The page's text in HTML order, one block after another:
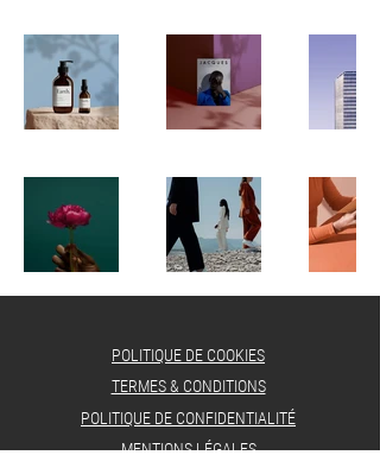
POLITIQUE DE COOKIES
TERMES & CONDITIONS
POLITIQUE DE CONFIDENTIALITÉ
MENTIONS LÉGALES